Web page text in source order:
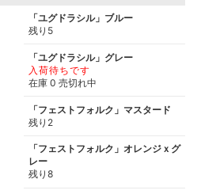
「ユグドラシル」ブルー
残り5
「ユグドラシル」グレー
入荷待ちです
在庫 0 売切れ中
「フェストフォルク」マスタード
残り2
「フェストフォルク」オレンジｘグ
レー
残り8